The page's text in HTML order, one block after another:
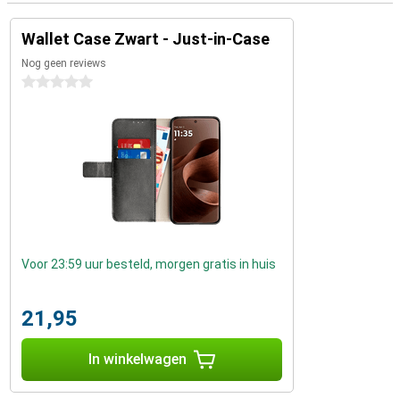
Wallet Case Zwart - Just-in-Case
Nog geen reviews
0 sterren
Voor 23:59 uur besteld, morgen gratis in huis
21,95
In winkelwagen